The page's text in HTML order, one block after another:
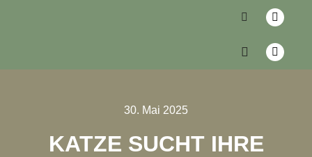
30. Mai 2025
KATZE SUCHT IHRE